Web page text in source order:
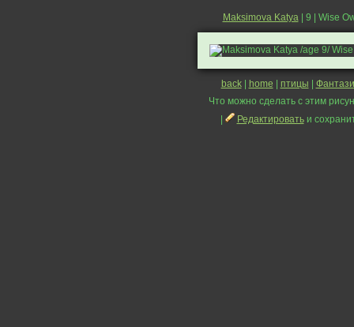
Maksimova Katya| 9 | Wise
back| home птицы
Что можно сделать с этим
Редактироватьи